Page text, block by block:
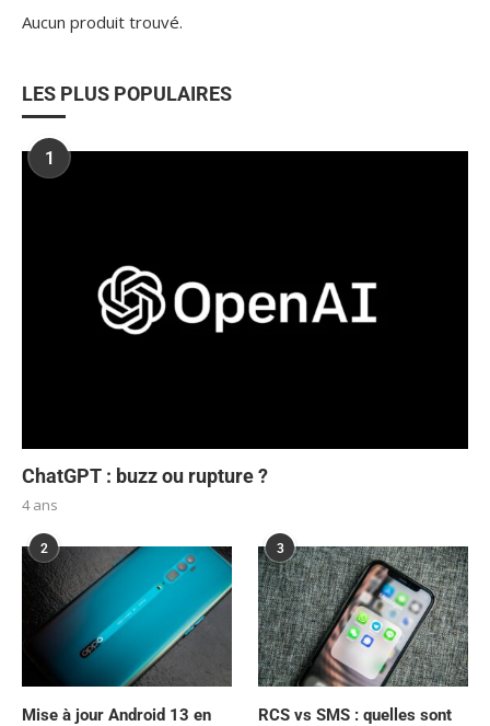
Aucun produit trouvé.
LES PLUS POPULAIRES
1
ChatGPT : buzz ou rupture ?
4 ans
2
Mise à jour Android 13 en
3
RCS vs SMS : quelles sont